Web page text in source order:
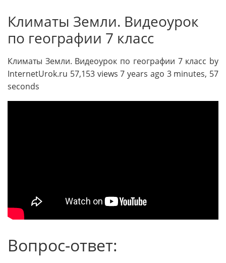
Климаты Земли. Видеоурок
по географии 7 класс
Климаты Земли. Видеоурок по географии 7 класс by
InternetUrok.ru 57,153 views 7 years ago 3 minutes, 57
seconds
Вопрос-ответ: